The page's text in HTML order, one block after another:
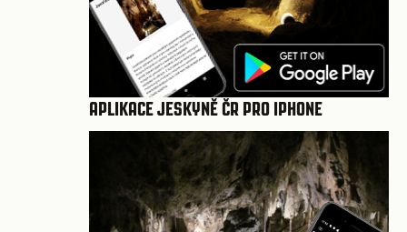
APLIKACE JESKYNĚ ČR PRO IPHONE